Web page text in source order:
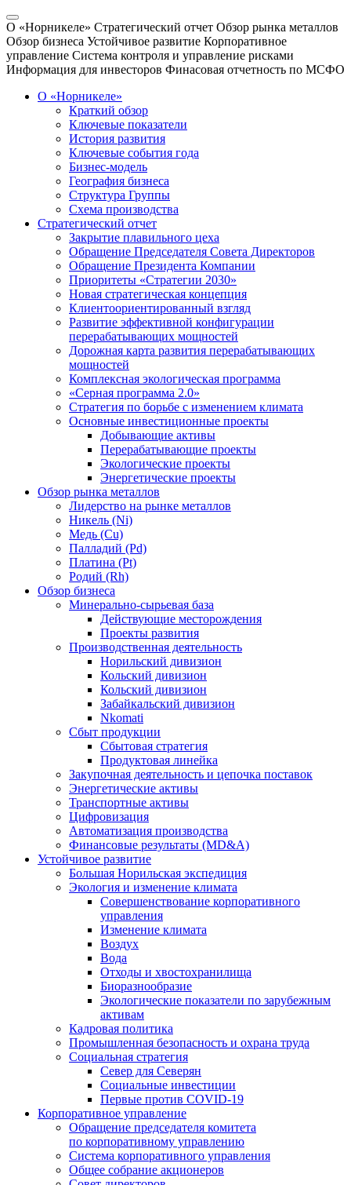
О «Норникеле» Стратегический отчет Обзор рынка металлов
Обзор бизнеса Устойчивое развитие Корпоративное
управление Система контроля и управление рисками
Информация для инвесторов Финасовая отчетность по МСФО
О «Норникеле»
Краткий обзор
Ключевые показатели
История развития
Ключевые события года
Бизнес-модель
География бизнеса
Структура Группы
Схема производства
Стратегический отчет
Закрытие плавильного цеха
Обращение Председателя Совета Директоров
Обращение Президента Компании
Приоритеты «Стратегии 2030»
Новая стратегическая концепция
Клиентоориентированный взгляд
Развитие эффективной конфигурации
перерабатывающих мощностей
Дорожная карта развития перерабатывающих
мощностей
Комплексная экологическая программа
«Серная программа 2.0»
Стратегия по борьбе с изменением климата
Основные инвестиционные проекты
Добывающие активы
Перерабатывающие проекты
Экологические проекты
Энергетические проекты
Обзор рынка металлов
Лидерство на рынке металлов
Никель (Ni)
Медь (Cu)
Палладий (Pd)
Платина (Pt)
Родий (Rh)
Обзор бизнеса
Минерально-сырьевая база
Действующие месторождения
Проекты развития
Производственная деятельность
Норильский дивизион
Кольский дивизион
Кольский дивизион
Забайкальский дивизион
Nkomati
Сбыт продукции
Сбытовая стратегия
Продуктовая линейка
Закупочная деятельность и цепочка поставок
Энергетические активы
Транспортные активы
Цифровизация
Автоматизация производства
Финансовые результаты (MD&A)
Устойчивое развитие
Большая Норильская экспедиция
Экология и изменение климата
Совершенствование корпоративного
управления
Изменение климата
Воздух
Вода
Отходы и хвостохранилища
Биоразнообразие
Экологические показатели по зарубежным
активам
Кадровая политика
Промышленная безопасность и охрана труда
Социальная стратегия
Север для Северян
Социальные инвестиции
Первые против COVID‑19
Корпоративное управление
Обращение председателя комитета
по корпоративному управлению
Система корпоративного управления
Общее собрание акционеров